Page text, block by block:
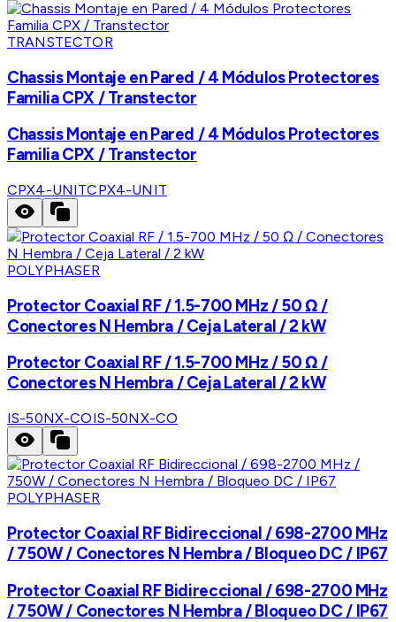
TRANSTECTOR
Chassis Montaje en Pared / 4 Módulos Protectores
Familia CPX / Transtector
Chassis Montaje en Pared / 4 Módulos Protectores
Familia CPX / Transtector
CPX4-UNITCPX4-UNIT
POLYPHASER
Protector Coaxial RF / 1.5-700 MHz / 50 Ω /
Conectores N Hembra / Ceja Lateral / 2 kW
Protector Coaxial RF / 1.5-700 MHz / 50 Ω /
Conectores N Hembra / Ceja Lateral / 2 kW
IS-50NX-COIS-50NX-CO
POLYPHASER
Protector Coaxial RF Bidireccional / 698-2700 MHz
/ 750W / Conectores N Hembra / Bloqueo DC / IP67
Protector Coaxial RF Bidireccional / 698-2700 MHz
/ 750W / Conectores N Hembra / Bloqueo DC / IP67